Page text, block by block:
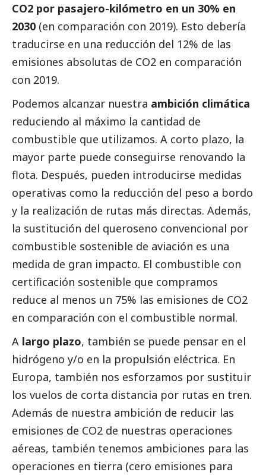
CO2 por pasajero-kilómetro en un 30% en
2030 (en comparación con 2019). Esto debería
traducirse en una reducción del 12% de las
emisiones absolutas de CO2 en comparación
con 2019.
Podemos alcanzar nuestra ambición climática
reduciendo al máximo la cantidad de
combustible que utilizamos. A corto plazo, la
mayor parte puede conseguirse renovando la
flota. Después, pueden introducirse medidas
operativas como la reducción del peso a bordo
y la realización de rutas más directas. Además,
la sustitución del queroseno convencional por
combustible sostenible de aviación es una
medida de gran impacto. El combustible con
certificación sostenible que compramos
reduce al menos un 75% las emisiones de CO2
en comparación con el combustible normal.
A largo plazo, también se puede pensar en el
hidrógeno y/o en la propulsión eléctrica. En
Europa, también nos esforzamos por sustituir
los vuelos de corta distancia por rutas en tren.
Además de nuestra ambición de reducir las
emisiones de CO2 de nuestras operaciones
aéreas, también tenemos ambiciones para las
operaciones en tierra (cero emisiones para